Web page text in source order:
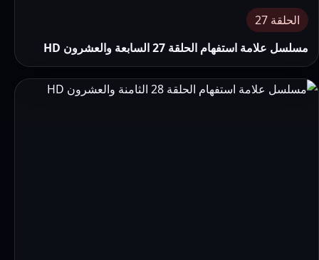
الحلقة 27
مسلسل علامة استفهام الحلقة 27 السابعة والعشرون HD